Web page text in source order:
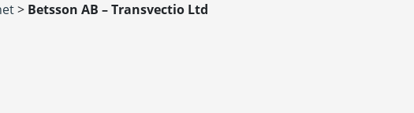
> Betsson AB – Transvectio Ltd